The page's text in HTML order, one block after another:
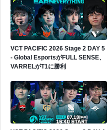
VCT PACIFIC 2026 Stage 2 DAY 5
- Global EsportsがFULL SENSE、
VARRELがT1に勝利